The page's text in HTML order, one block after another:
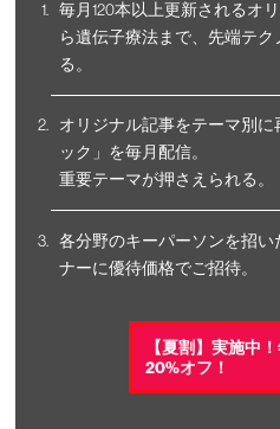
毎月120本以上更新されるオ
ら遺伝子療法まで、先端テ
る。
オリジナル記事をテーマ別に
ック」を毎月配信。
重要テーマが押さえられる。
各分野のキーパーソンを招い
ナーに優待価格でご招待。
【夏割】実施中
20%オフ！